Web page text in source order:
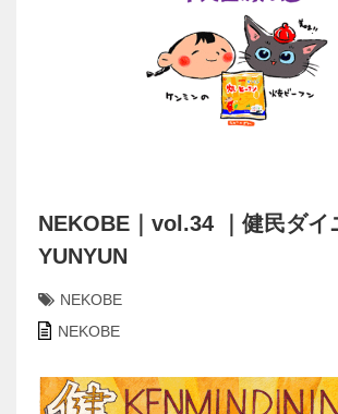
NEKOBE｜vol.34 ｜健民ダイ
YUNYUN
NEKOBE
NEKOBE